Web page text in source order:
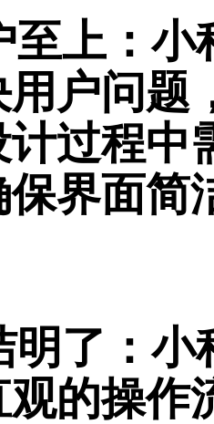
至上：小
用户问题
计过程中
界面简
明了：小
的操作